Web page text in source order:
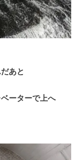
あと
ーターで上へ